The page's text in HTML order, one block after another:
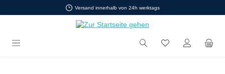
Zum Hauptinhalt springenVersand innerhalb von 24h werktags